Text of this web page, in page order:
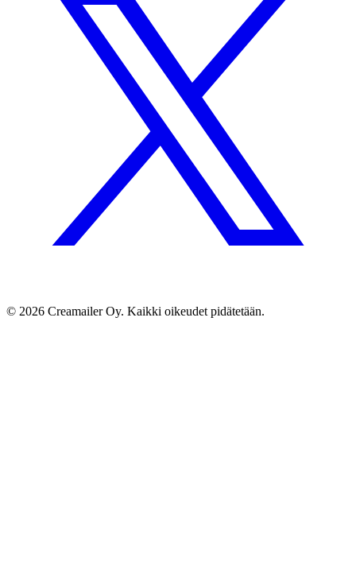
© 2026 Creamailer Oy. Kaikki oikeudet pidätetään.